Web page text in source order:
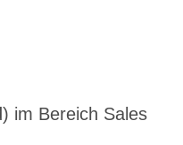
im Bereich Sales